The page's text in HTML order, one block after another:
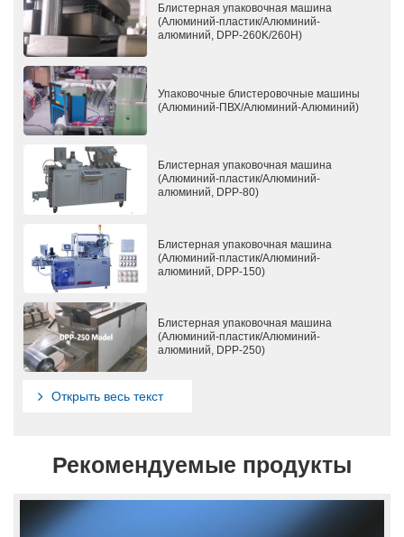
Блистерная упаковочная машина
(Алюминий-пластик/Алюминий-
алюминий, DPP-260K/260H)
Упаковочные блистеровочные машины
(Алюминий-ПВХ/Алюминий-Алюминий)
Блистерная упаковочная машина
(Алюминий-пластик/Алюминий-
алюминий, DPP-80)
Блистерная упаковочная машина
(Алюминий-пластик/Алюминий-
алюминий, DPP-150)
Блистерная упаковочная машина
(Алюминий-пластик/Алюминий-
алюминий, DPP-250)
Открыть весь текст
Рекомендуемые продукты